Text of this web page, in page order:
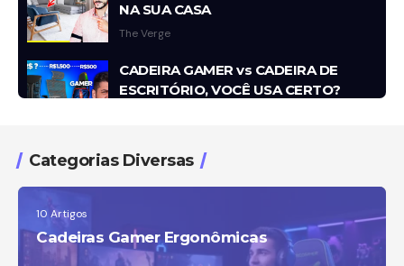
NA SUA CASA
The Verge
CADEIRA GAMER vs CADEIRA DE
ESCRITÓRIO, VOCÊ USA CERTO?
HOMEOFFICE - NÃO COMPRE
CADEIRA ANTES DE VER ESSE VÍDEO
Como escolher a cadeira de banho
ou transferência mais indicada para
Categorias Diversas
10 Artigos
Cadeiras Gamer Ergonômicas